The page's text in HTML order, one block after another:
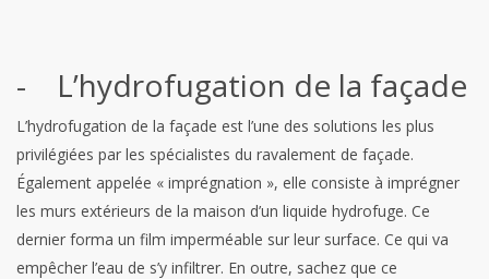
- L’hydrofugation de la façade
L’hydrofugation de la façade est l’une des solutions les plus
privilégiées par les spécialistes du ravalement de façade.
Également appelée « imprégnation », elle consiste à imprégner
les murs extérieurs de la maison d’un liquide hydrofuge. Ce
dernier forma un film imperméable sur leur surface. Ce qui va
empêcher l’eau de s’y infiltrer. En outre, sachez que ce